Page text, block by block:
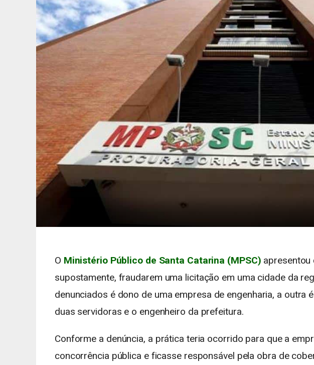
O Ministério Público de Santa Catarina (MPSC) apresentou
supostamente, fraudarem uma licitação em uma cidade da
denunciados é dono de uma empresa de engenharia, a outra
duas servidoras e o engenheiro da prefeitura.
Conforme a denúncia, a prática teria ocorrido para que a
concorrência pública e ficasse responsável pela obra de